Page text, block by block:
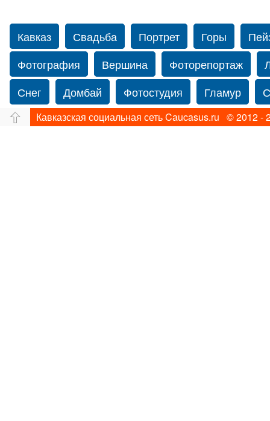
Кавказ Свадьба Портрет Горы
Фотография
Вершина Фоторепортаж
Снег
Домбай Фотостудия Гламур
Путешествие
Перевал Свадьба фото
Кавказская социальная сеть Caucasus.ru © 2012 -